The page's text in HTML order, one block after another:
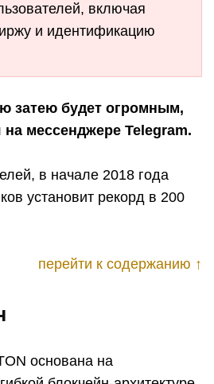
включая
и идентификацию
затею будет огромным,
на мессенджере Telegram.
в начале 2018 года
установит рекорд в 200
перейти к содержанию ↑
основана на